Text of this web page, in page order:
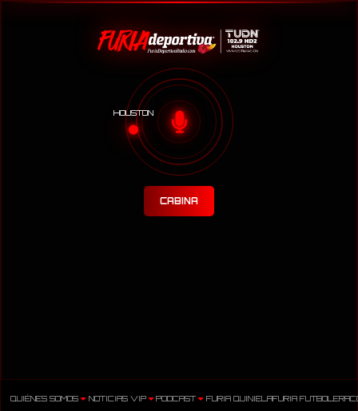
HOUSTON
CABINA
QUIÉNES SOMOS NOTICIAS VIP PODCAST FURIA QUINIELAFURIA FUTBOLERA